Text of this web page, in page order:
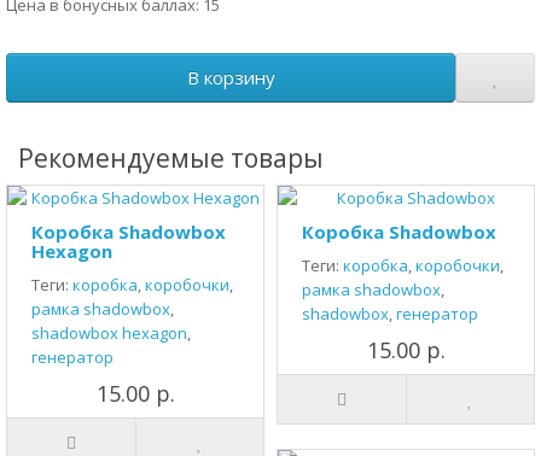
Цена в бонусных баллах: 15
В корзину
Рекомендуемые товары
Коробка Shadowbox
Hexagon
Теги: коробка,коробочки,
рамка shadowbox,
shadowbox hexagon,
генератор
15.00 р.
Коробка Shadowbox
Теги: коробка,коробочки,
рамка shadowbox,
shadowbox,генератор
15.00 р.